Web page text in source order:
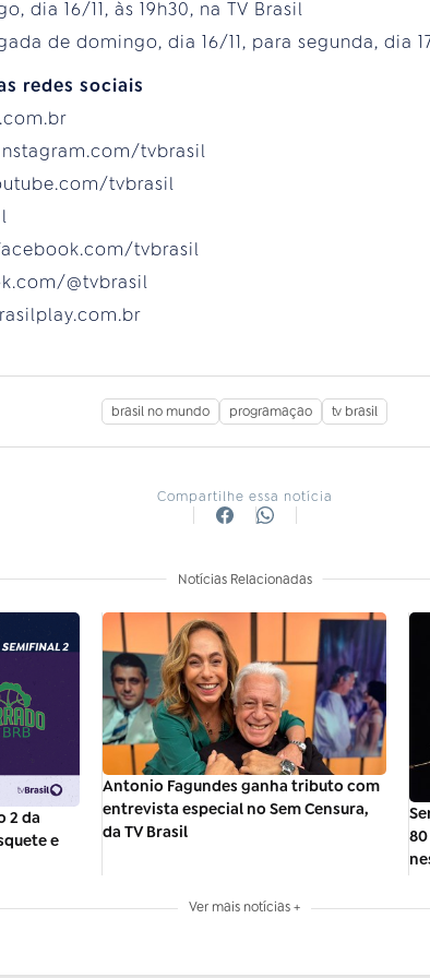
dia 16/11, às 19h30, na TV Brasil
de domingo, dia 16/11, para segunda, dia
redes sociais
tvbrasil
tvbrasil
tvbrasil
@tvbrasil
brasil no mundo programaçao tv brasil
Compartilhe essa notícia
Notícias Relacionadas
2 da
e
Antonio Fagundes ganha tributo com
entrevista especial no Sem Censura,
da TV Brasil
Ver mais notícias +